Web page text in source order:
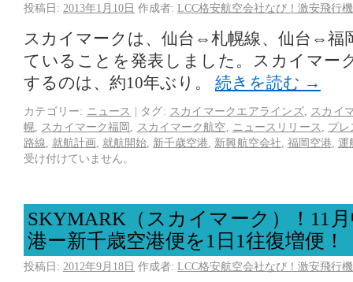
投稿日: 2013年1月10日 作成者: LCC格安航空会社なび！激安飛行
スカイマークは、仙台⇔札幌線、仙台⇔福
ていることを発表しました。スカイマー
するのは、約10年ぶり。 続きを読む →
カテゴリー: ニュース | タグ: スカイマークエアラインズ,
スカイ
幌
スカイマーク福岡 スカイマーク航空 ニュースリリース
プレ
路線
就航計画 就航開始 新千歳空港 新興航空会社 福岡空港 運
受け付けていません。
SKYMARK（スカイマーク）！11
港ー新千歳空港便を1日1往復増便！
投稿日: 2012年9月18日 作成者: LCC格安航空会社なび！激安飛行